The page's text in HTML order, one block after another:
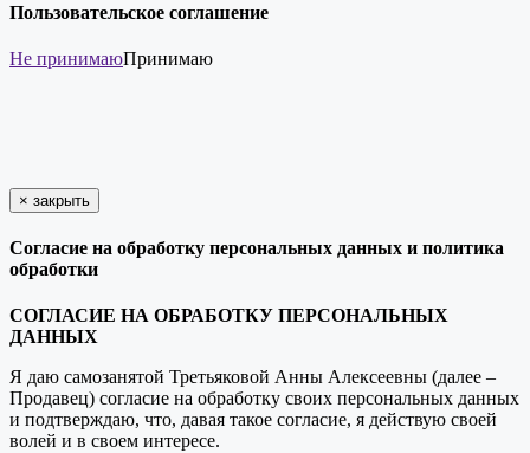
Пользовательское соглашение
Не принимаюПринимаю
× закрыть
Согласие на обработку персональных данных и политика
обработки
СОГЛАСИЕ НА ОБРАБОТКУ ПЕРСОНАЛЬНЫХ
ДАННЫХ
Я даю самозанятой Третьяковой Анны Алексеевны (далее –
Продавец) согласие на обработку своих персональных данных
и подтверждаю, что, давая такое согласие, я действую своей
волей и в своем интересе.